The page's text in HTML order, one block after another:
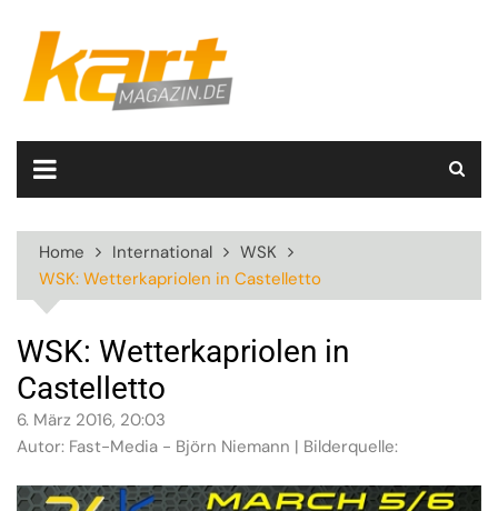
content
Home International
WSK
WSK: Wetterkapriolen in Castelletto
WSK: Wetterkapriolen in
Castelletto
6. März 2016, 20:03
Autor: Fast-Media - Björn Niemann | Bilderquelle: